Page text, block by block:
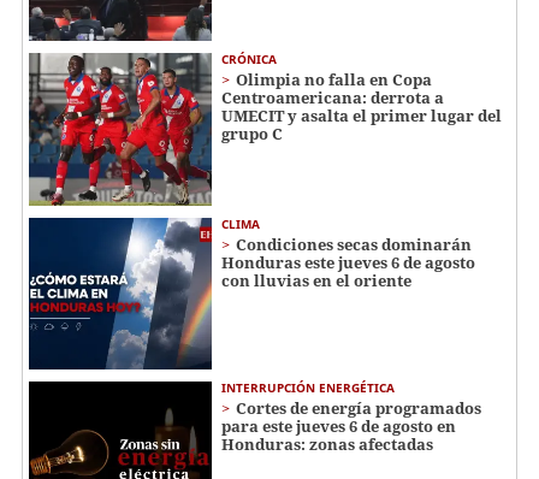
CRÓNICA
Olimpia no falla en Copa
Centroamericana: derrota a
UMECIT y asalta el primer lugar del
grupo C
CLIMA
Condiciones secas dominarán
Honduras este jueves 6 de agosto
con lluvias en el oriente
INTERRUPCIÓN ENERGÉTICA
Cortes de energía programados
para este jueves 6 de agosto en
Honduras: zonas afectadas